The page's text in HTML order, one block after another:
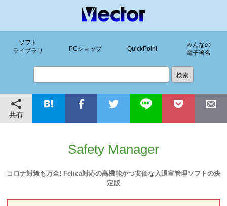
ソフト
ライブラリ
PCショップ QuickPoint
みんなの
電子署名
共有
Safety Manager
コロナ対策も万全! Felica対応の高機能かつ安価な入退室管理ソフトの決
定版